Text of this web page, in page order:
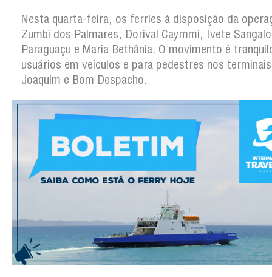
Nesta quarta-feira, os ferries à disposição da
Zumbi dos Palmares, Dorival Caymmi, Ivete
Paraguaçu e Maria Bethânia. O movimento é
usuários em veículos e para pedestres nos
Joaquim e Bom Despacho.